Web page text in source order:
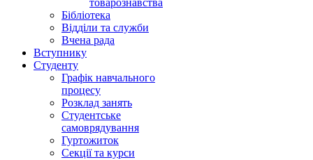
товарознавства
Бібліотека
Відділи та служби
Вчена рада
Вступнику
Студенту
Графік навчального
процесу
Розклад занять
Студентське
самоврядування
Гуртожиток
Секції та курси